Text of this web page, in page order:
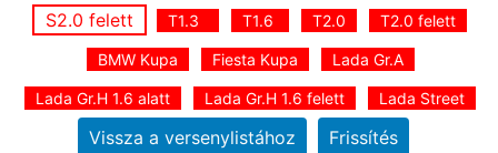
S2.0 felett T1.3 T1.6 T2.0 T2.0 felett
BMW Kupa Fiesta Kupa Lada Gr.A
Lada Gr.H 1.6 alatt Lada Gr.H 1.6 felett Lada Street